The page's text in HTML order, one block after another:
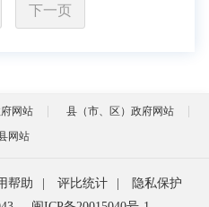
下一页
网站
县（市、区）政府网站
网站
帮助 评比统计
隐私保护